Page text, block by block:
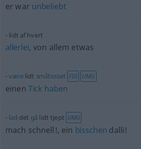
er war unbeliebt
lidt af hvert
allerlei, von allem etwas
værelidt småtosset FIG UMG
einen Tick haben
lad det gå lidt tjept UMG
mach schnell!, ein bisschen dalli!